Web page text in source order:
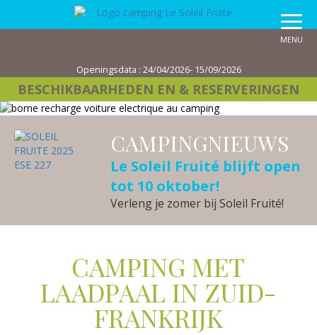
MENU
Openingsdata : 24/04/2026- 15/09/2026
BESCHIKBAARHEDEN EN & RESERVERINGEN
CAMPINGNIEUWS
Le Soleil Fruité blijft open
tot 10 oktober!
Verleng je zomer bij Soleil Fruité!
CAMPING MET
LAADPAAL IN ZUID-
FRANKRIJK